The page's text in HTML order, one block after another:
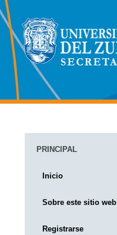
PRINCIPAL
Inicio
Sobre este sitio web
Registrarse